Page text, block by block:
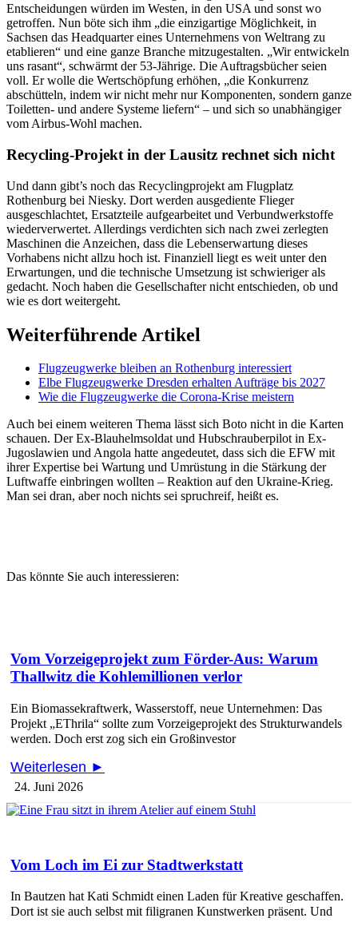
Entscheidungen würden im Westen, in den USA und sonst wo
getroffen. Nun böte sich ihm „die einzigartige Möglichkeit, in
Sachsen das Headquarter eines Unternehmens von Weltrang zu
etablieren“ und eine ganze Branche mitzugestalten. „Wir entwickeln
uns rasant“, schwärmt der 53-Jährige. Die Auftragsbücher seien
voll. Er wolle die Wertschöpfung erhöhen, „die Konkurrenz
abschütteln, indem wir nicht mehr nur Komponenten, sondern ganze
Toiletten- und andere Systeme liefern“ – und sich so unabhängiger
vom Airbus-Wohl machen.
Recycling-Projekt in der Lausitz rechnet sich nicht
Und dann gibt’s noch das Recyclingprojekt am Flugplatz
Rothenburg bei Niesky. Dort werden ausgediente Flieger
ausgeschlachtet, Ersatzteile aufgearbeitet und Verbundwerkstoffe
wiederverwertet. Allerdings verdichten sich nach zwei zerlegten
Maschinen die Anzeichen, dass die Lebenserwartung dieses
Vorhabens nicht allzu hoch ist. Finanziell liegt es weit unter den
Erwartungen, und die technische Umsetzung ist schwieriger als
gedacht. Noch haben die Gesellschafter nicht entschieden, ob und
wie es dort weitergeht.
Weiterführende Artikel
Flugzeugwerke bleiben an Rothenburg interessiert
Elbe Flugzeugwerke Dresden erhalten Aufträge bis 2027
Wie die Flugzeugwerke die Corona-Krise meistern
Auch bei einem weiteren Thema lässt sich Boto nicht in die Karten
schauen. Der Ex-Blauhelmsoldat und Hubschrauberpilot in Ex-
Jugoslawien und Angola hatte angedeutet, dass sich die EFW mit
ihrer Expertise bei Wartung und Umrüstung in die Stärkung der
Luftwaffe einbringen wollten – Reaktion auf den Ukraine-Krieg.
Man sei dran, aber noch nichts sei spruchreif, heißt es.
Das könnte Sie auch interessieren:
Vom Vorzeigeprojekt zum Förder-Aus: Warum
Thallwitz die Kohlemillionen verlor
Ein Biomassekraftwerk, Wasserstoff, neue Unternehmen: Das
Projekt „EThrila“ sollte zum Vorzeigeprojekt des Strukturwandels
werden. Doch erst zog sich ein Großinvestor
Weiterlesen ►
24. Juni 2026
Vom Loch im Ei zur Stadtwerkstatt
In Bautzen hat Kati Schmidt einen Laden für Kreative geschaffen.
Dort ist sie auch selbst mit filigranen Kunstwerken präsent. Und